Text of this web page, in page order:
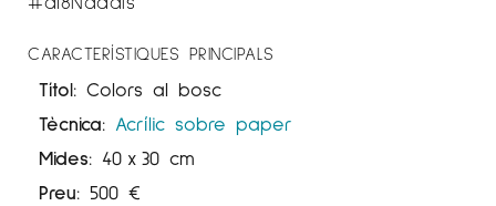
CARACTERÍSTIQUES PRINCIPALS
Títol: Colors al bosc
Tècnica: Acrílic sobre paper
Mides: 40 x 30 cm
Preu: 500 €